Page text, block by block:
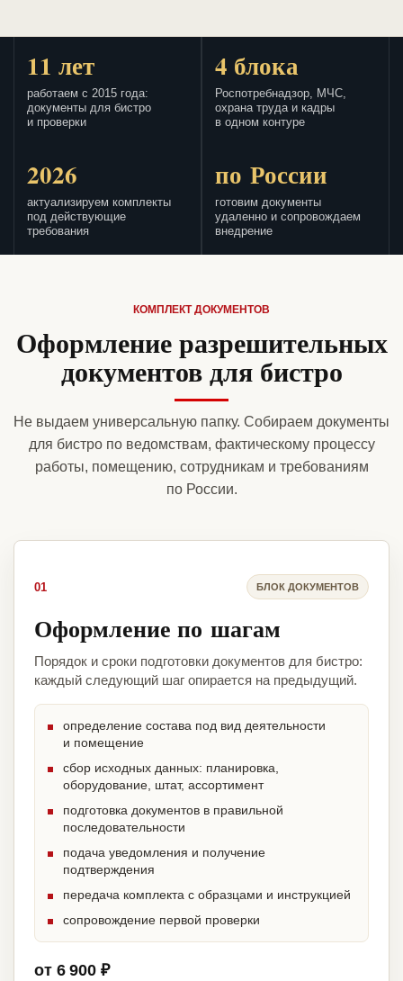
11 лет
работаем с 2015 года:
документы для бистро
и проверки
4 блока
Роспотребнадзор, МЧС,
охрана труда и кадры
в одном контуре
2026
актуализируем комплекты
под действующие
требования
по России
готовим документы
удаленно и сопровождаем
внедрение
КОМПЛЕКТ ДОКУМЕНТОВ
Оформление разрешительных
документов для бистро
Не выдаем универсальную папку. Собираем документы
для бистро по ведомствам, фактическому процессу
работы, помещению, сотрудникам и требованиям
по России.
01 БЛОК ДОКУМЕНТОВ
Оформление по шагам
Порядок и сроки подготовки документов для бистро:
каждый следующий шаг опирается на предыдущий.
определение состава под вид деятельности
и помещение
сбор исходных данных: планировка,
оборудование, штат, ассортимент
подготовка документов в правильной
последовательности
подача уведомления и получение
подтверждения
передача комплекта с образцами и инструкцией
сопровождение первой проверки
от 6 900 ₽